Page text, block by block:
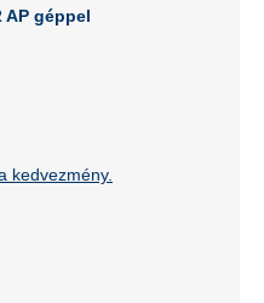
AP géppel
kedvezmény.